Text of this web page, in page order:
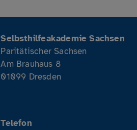
Selbsthilfeakademie Sachsen
Paritätischer Sachsen
Am Brauhaus 8
01099 Dresden
Telefon